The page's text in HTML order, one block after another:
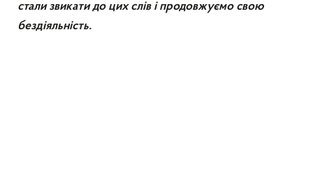
стали звикати до цих слів і продовжуємо свою
бездіяльність.